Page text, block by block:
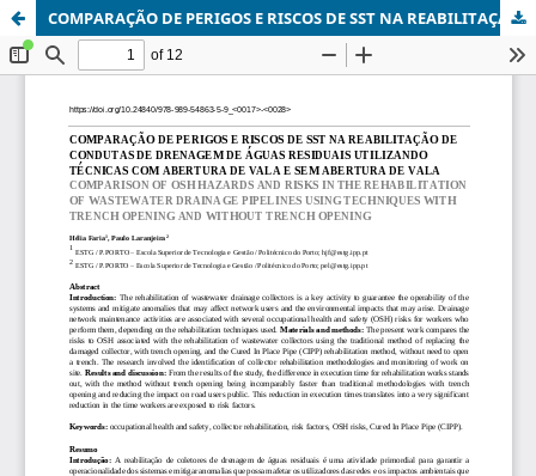
COMPARAÇÃO DE PERIGOS E RISCOS DE SST NA REABILITAÇÃO DE CONDUTAS DE DRENAGEM DE ÁGUAS RESIDUAIS UTILIZANDO TÉCNICAS COM ABERTURA DE VALA E SEM ABERTURA DE VALA